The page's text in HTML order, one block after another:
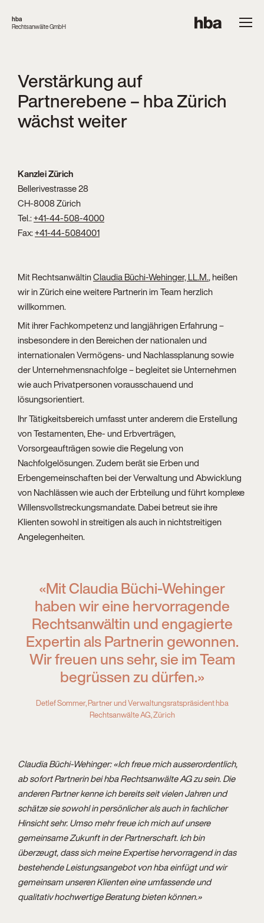
hba
Rechtsanwälte GmbH
Verstärkung auf
Partnerebene – hba Zürich
wächst weiter
Kanzlei Zürich
Bellerivestrasse 28
CH-8008 Zürich
Tel.:+41-44-508-4000
Fax:+41-44-5084001
Mit RechtsanwältinClaudia Büchi-Wehinger, LL.M., heißen
wir in Zürich eine weitere Partnerin im Team herzlich
willkommen.
Mit ihrer Fachkompetenz und langjährigen Erfahrung –
insbesondere in den Bereichen der nationalen und
internationalen Vermögens- und Nachlassplanung sowie
der Unternehmensnachfolge – begleitet sie Unternehmen
wie auch Privatpersonen vorausschauend und
lösungsorientiert.
Ihr Tätigkeitsbereich umfasst unter anderem die Erstellung
von Testamenten, Ehe- und Erbverträgen,
Vorsorgeaufträgen sowie die Regelung von
Nachfolgelösungen. Zudem berät sie Erben und
Erbengemeinschaften bei der Verwaltung und Abwicklung
von Nachlässen wie auch der Erbteilung und führt komplexe
Willensvollstreckungsmandate. Dabei betreut sie ihre
Klienten sowohl in streitigen als auch in nichtstreitigen
Angelegenheiten.
«Mit Claudia Büchi-Wehinger
haben wir eine hervorragende
Rechtsanwältin und engagierte
Expertin als Partnerin gewonnen.
Wir freuen uns sehr, sie im Team
begrüssen zu dürfen.»
Detlef Sommer, Partner und Verwaltungsratspräsident hba
Rechtsanwälte AG, Zürich
Claudia Büchi-Wehinger: «Ich freue mich ausserordentlich,
ab sofort Partnerin bei hba Rechtsanwälte AG zu sein. Die
anderen Partner kenne ich bereits seit vielen Jahren und
schätze sie sowohl in persönlicher als auch in fachlicher
Hinsicht sehr. Umso mehr freue ich mich auf unsere
gemeinsame Zukunft in der Partnerschaft. Ich bin
überzeugt, dass sich meine Expertise hervorragend in das
bestehende Leistungsangebot von hba einfügt und wir
gemeinsam unseren Klienten eine umfassende und
qualitativ hochwertige Beratung bieten können.»